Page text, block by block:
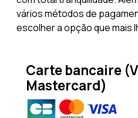
vários métodos de
escolher a opção que mais
Carte bancaire
Mastercard)